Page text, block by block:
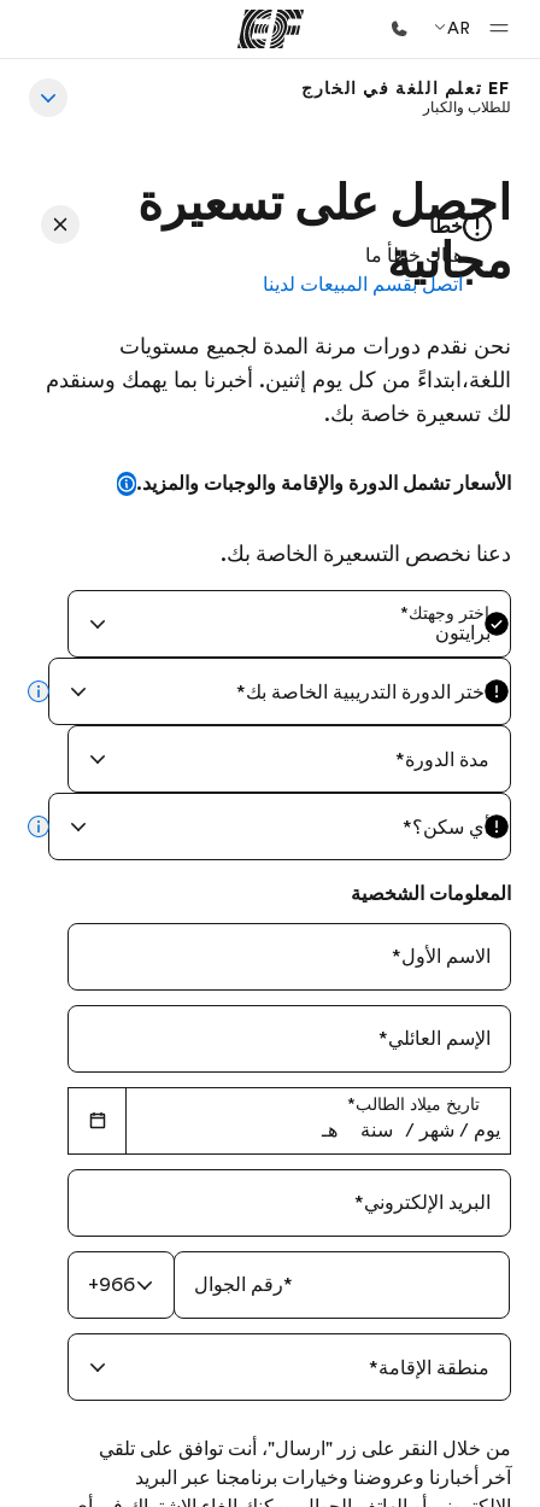
AR
الصفحة الرئيسية
برامج
شاهد كل ما نقوم به
نبذة عنا
من نحن
وظائف
EF تعلم اللغة في الخارج
للطلاب والكبار
احصل على تسعيرة
مجانية
نحن نقدم دورات مرنة المدة لجميع مستويات
اللغة،ابتداءً من كل يوم إثنين. أخبرنا بما يهمك وسنقدم
لك تسعيرة خاصة بك.
الأسعار تشمل الدورة والإقامة والوجبات والمزيد.
دعنا نخصص التسعيرة الخاصة بك.
اختر وجهتك*
برايتون
اختر الدورة التدريبية الخاصة بك*
مدة الدورة*
أي سكن؟*
المعلومات الشخصية
الاسم الأول*
الإسم العائلي*
تاريخ ميلاد الطالب*
يوم ‏/ شهر ‏/ سنة هـ
البريد الإلكتروني*
+966 رقم الجوال*
منطقة الإقامة*
من خلال النقر على زر "ارسال"، أنت توافق على تلقي
آخر أخبارنا وعروضنا وخيارات برنامجنا عبر البريد
خطأ
هناك خطأ ما
اتصل بقسم المبيعات لدينا